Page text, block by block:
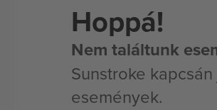
Hoppá!
Nem találtunk
Sunstroke
események.